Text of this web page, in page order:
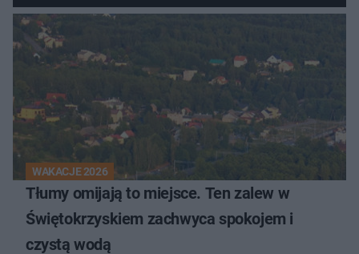
WAKACJE 2026
Tłumy omijają to miejsce. Ten zalew w
Świętokrzyskiem zachwyca spokojem i
czystą wodą